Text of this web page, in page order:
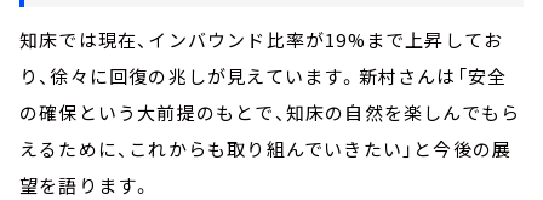
知床では現在、インバウンド比率が19%まで上昇してお
り、徐々に回復の兆しが見えています。新村さんは「安全
の確保という大前提のもとで、知床の自然を楽しんでもら
えるために、これからも取り組んでいきたい」と今後の展
望を語ります。